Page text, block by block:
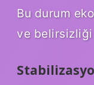
Bu durum
ve belirsizliği